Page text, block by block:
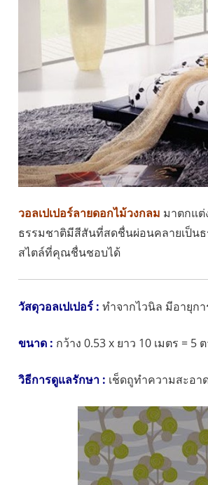
วอลเปเปอร์ลายดอกไม้วงกลม มาตกแต่
ธรรมชาติมีสีสันที่สดชื่นผ่อนคลายเป็น
สไตล์ที่คุณชื่นชอบได้
วัสดุวอลเปเปอร์ : ทำจากไวนิล มีอายุก
ขนาด : กว้าง 0.53 x ยาว 10 เมตร = 5
วิธีการดูแลรักษา : เช็ดถูทำความสะอา